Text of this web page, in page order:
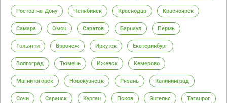
Ростов-на-Дону Челябинск Краснодар Красноярск
Самара Омск Саратов Барнаул Пермь
Тольятти Воронеж Иркутск Екатеринбург
Волгоград Тюмень Ижевск Кемерово
Магнитогорск Новокузнецк Рязань Калининград
Сочи Саранск Курган Псков Энгельс Таганрог